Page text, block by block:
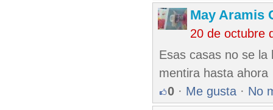
May Aramis
20 de octubre
Esas casas no se la
mentira hasta ahora
0 · Me gusta · No